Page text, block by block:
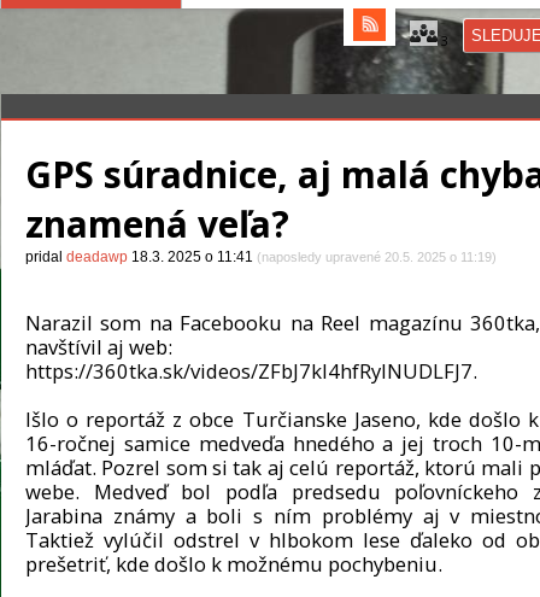
3
GPS súradnice, aj malá
znamená veľa?
pridaldeadawp 18.3. 2025 o 11:41 (naposledy upravené 20.5. 2025 o 11:19)
Narazil som na Facebooku na Reel magazínu
navštívil aj web:
https://360tka.sk/videos/ZFbJ7kl4hfRylNUDLFJ7.
Išlo o reportáž z obce Turčianske Jaseno, kde došlo
16-ročnej samice medveďa hnedého a jej troch 10-
mláďat. Pozrel som si tak aj celú reportáž, ktorú mali
webe. Medveď bol podľa predsedu poľovníckeho
Jarabina známy a boli s ním problémy aj v
Taktiež vylúčil odstrel v hlbokom lese ďaleko od
prešetriť, kde došlo k možnému pochybeniu.